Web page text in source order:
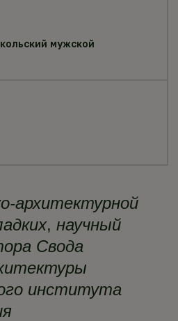
мужской
архитектурной
, научный
Свода
института